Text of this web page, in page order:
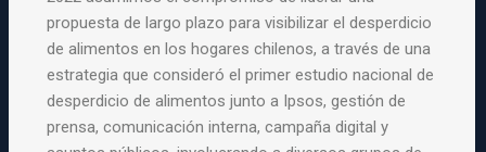
propuesta de largo plazo para visibilizar el desperdicio
de alimentos en los hogares chilenos, a través de una
estrategia que consideró el primer estudio nacional de
desperdicio de alimentos junto a Ipsos, gestión de
prensa, comunicación interna, campaña digital y